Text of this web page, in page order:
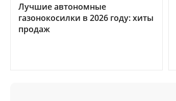
Лучшие автономные
газонокосилки в 2026 году: хиты
продаж